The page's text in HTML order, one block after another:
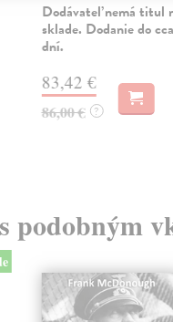
Dodávateľ nemá titul
sklade. Dodanie do
dní.
83,42 €
86,00 € ?
podobným